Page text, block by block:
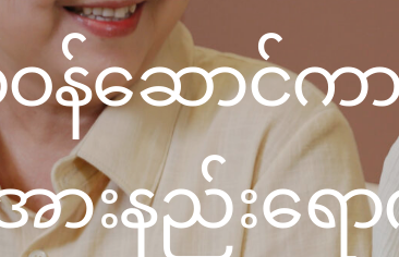
W
X Y Z
by keyword
ALL ARTICLES
PRESS RELEASE
Primary
to elderly
needed
Shin Saw Pu
A Top-Tier Primary
Local and Expatriate
န်ဆောင်က
းနည်းရော